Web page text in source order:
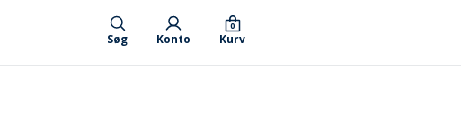
Søg Konto Kurv
0